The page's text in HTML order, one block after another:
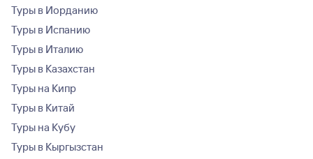
Туры в Иорданию
Туры в Испанию
Туры в Италию
Туры в Казахстан
Туры на Кипр
Туры в Китай
Туры на Кубу
Туры в Кыргызстан